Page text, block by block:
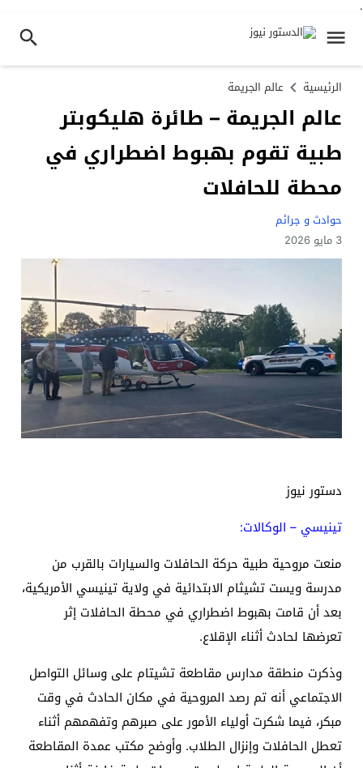
.
الرئيسية عالم الجريمة
عالم الجريمة – طائرة هليكوبتر
طبية تقوم بهبوط اضطراري في
محطة للحافلات
حوادث و جرائم
3 مايو 2026
دستور نيوز
تينيسي – الوكالات:
منعت مروحية طبية حركة الحافلات والسيارات بالقرب من
مدرسة ويست تشيثام الابتدائية في ولاية تينيسي الأمريكية،
بعد أن قامت بهبوط اضطراري في محطة الحافلات إثر
تعرضها لحادث أثناء الإقلاع.
وذكرت منطقة مدارس مقاطعة تشيتام على وسائل التواصل
الاجتماعي أنه تم رصد المروحية في مكان الحادث في وقت
مبكر، فيما شكرت أولياء الأمور على صبرهم وتفهمهم أثناء
تعطل الحافلات وإنزال الطلاب. وأوضح مكتب عمدة المقاطعة